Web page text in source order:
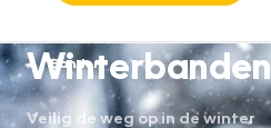
Banden
Winterbanden
Veilig de weg op in de winter